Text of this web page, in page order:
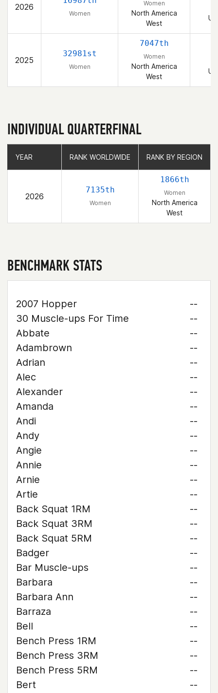
2026
Women
Women
North America
West
2025
32981st
Women
7047th
Women
North America
West
INDIVIDUAL QUARTERFINAL
YEAR RANK WORLDWIDE RANK BY REGION
2026
7135th
Women
1866th
Women
North America
West
YEAR RANK WORLDWIDE RANK BY REGION
BENCHMARK STATS
2007 Hopper
--
30 Muscle-ups For Time
--
Abbate
--
Adambrown
--
Adrian
--
Alec
--
Alexander
--
Amanda
--
Andi
--
Andy
--
Angie
--
Annie
--
Arnie
--
Artie
--
Back Squat 1RM
--
Back Squat 3RM
--
Back Squat 5RM
--
Badger
--
Bar Muscle-ups
--
Barbara
--
Barbara Ann
--
Barraza
--
Bell
--
Bench Press 1RM
--
Bench Press 3RM
--
Bench Press 5RM
--
Bert
--